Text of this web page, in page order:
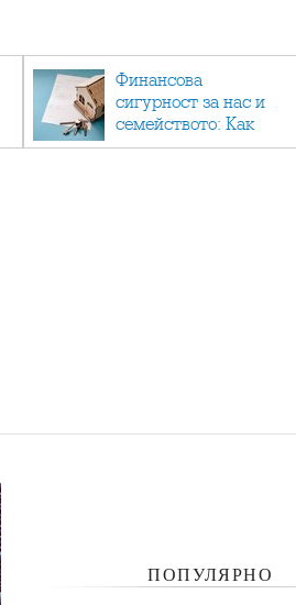
Финансова
сигурност за нас и
семейството: Как
помагат
ПОПУЛЯРНО